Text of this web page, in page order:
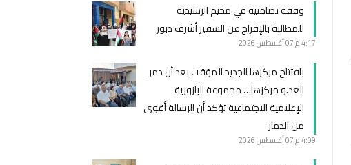
وقفة تضامنية في مخيم الرشيدية
للمطالبة بالإفراج عن السفير أشرف دبور
4:17 م 07 أغسطس 2026
بافتتاح مركزها الجديد المؤقت بعد أن دمر
العد.و مركزها… مجموعة البازورية
الإعلامية الاجتماعية تؤكد أن الرسالة أقوى
من الدمار
4:09 م 07 أغسطس 2026